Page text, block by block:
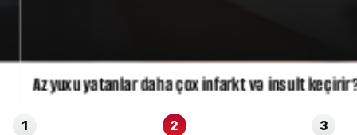
Az yuxu yatanlar daha çox infarkt və insult keçirir?
1 2 3